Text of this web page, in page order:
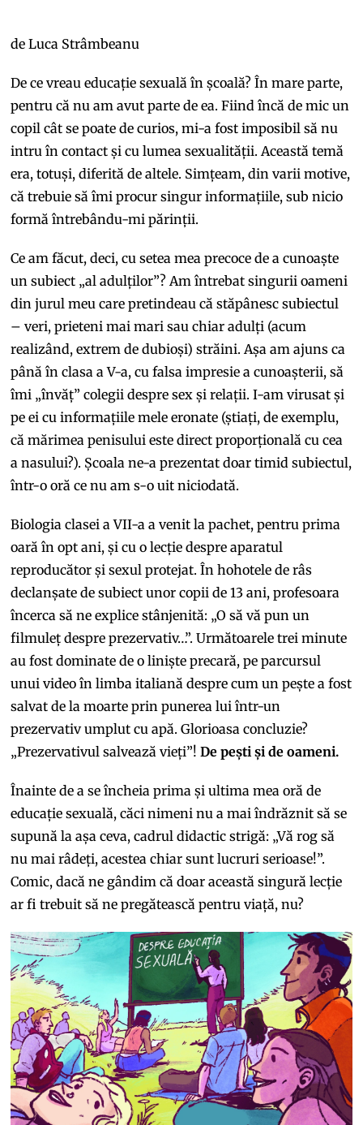
de Luca Strâmbeanu
De ce vreau educație sexuală în școală? În mare parte,
pentru că nu am avut parte de ea. Fiind încă de mic un
copil cât se poate de curios, mi-a fost imposibil să nu
intru în contact și cu lumea sexualității. Această temă
era, totuși, diferită de altele. Simțeam, din varii motive,
că trebuie să îmi procur singur informațiile, sub nicio
formă întrebându-mi părinții.
Ce am făcut, deci, cu setea mea precoce de a cunoaște
un subiect „al adulților”? Am întrebat singurii oameni
din jurul meu care pretindeau că stăpânesc subiectul
– veri, prieteni mai mari sau chiar adulți (acum
realizând, extrem de dubioși) străini. Așa am ajuns ca
până în clasa a V-a, cu falsa impresie a cunoașterii, să
îmi „învăț” colegii despre sex și relații. I-am virusat și
pe ei cu informațiile mele eronate (știați, de exemplu,
că mărimea penisului este direct proporțională cu cea
a nasului?). Școala ne-a prezentat doar timid subiectul,
într-o oră ce nu am s-o uit niciodată.
Biologia clasei a VII-a a venit la pachet, pentru prima
oară în opt ani, și cu o lecție despre aparatul
reproducător și sexul protejat. În hohotele de râs
declanșate de subiect unor copii de 13 ani, profesoara
încerca să ne explice stânjenită: „O să vă pun un
filmuleț despre prezervativ…”. Următoarele trei minute
au fost dominate de o liniște precară, pe parcursul
unui video în limba italiană despre cum un pește a fost
salvat de la moarte prin punerea lui într-un
prezervativ umplut cu apă. Glorioasa concluzie?
„Prezervativul salvează vieți”!De pești și de oameni.
Înainte de a se încheia prima și ultima mea oră de
educație sexuală, căci nimeni nu a mai îndrăznit să se
supună la așa ceva, cadrul didactic strigă: „Vă rog să
nu mai râdeți, acestea chiar sunt lucruri serioase!”.
Comic, dacă ne gândim că doar această singură lecție
ar fi trebuit să ne pregătească pentru viață, nu?